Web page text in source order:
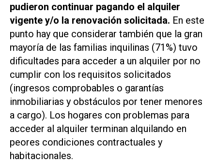
pudieron continuar pagando el alquiler
vigente y/o la renovación solicitada. En este
punto hay que considerar también que la gran
mayoría de las familias inquilinas (71%) tuvo
dificultades para acceder a un alquiler por no
cumplir con los requisitos solicitados
(ingresos comprobables o garantías
inmobiliarias y obstáculos por tener menores
a cargo). Los hogares con problemas para
acceder al alquiler terminan alquilando en
peores condiciones contractuales y
habitacionales.